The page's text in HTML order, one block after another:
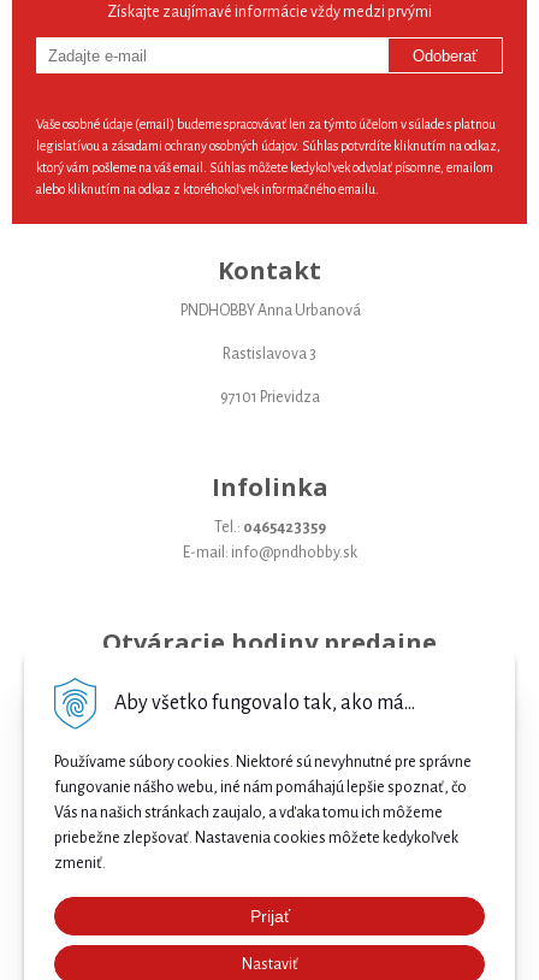
Aby všetko fungovalo tak, ako má...
Používame súbory cookies. Niektoré sú nevyhnutné pre správne
fungovanie nášho webu, iné nám pomáhajú lepšie spoznať, čo
Vás na našich stránkach zaujalo, a vďaka tomu ich môžeme
priebežne zlepšovať. Nastavenia cookies môžete kedykoľvek
zmeniť.
Prijať
Nastaviť
Získajte zaujímavé informácie vždy medzi prvými
Odoberať
Vaše osobné údaje (email) budeme spracovávať len za týmto účelom v súlade s platnou
legislatívou a zásadami ochrany osobných údajov. Súhlas potvrdíte kliknutím na odkaz,
ktorý vám pošleme na váš email. Súhlas môžete kedykoľvek odvolať písomne, emailom
alebo kliknutím na odkaz z ktoréhokoľvek informačného emailu.
Kontakt
PNDHOBBY Anna Urbanová
Rastislavova 3
97101 Prievidza
Infolinka
Tel.: 0465423359
E-mail: info@pndhobby.sk
Otváracie hodiny predajne
Streda 09-17
Štvrtok 09-17
Sobota 09-12
Nedeľa Zatvorené
Najnižšia cena .
Našli ste nižšiu cenu e-biku? Prekonáme ju! 🔥 Pošlite